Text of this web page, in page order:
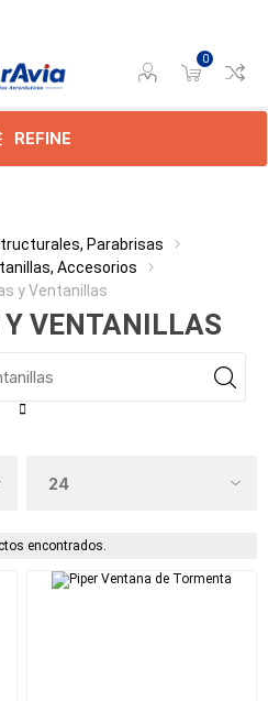
0
REFINE
Parabrisas
Accesorios
y Ventanillas
VENTANILLAS
encontrados.